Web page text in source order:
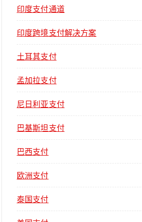
印度支付通道
印度跨境支付解决方案
土耳其支付
孟加拉支付
尼日利亚支付
巴基斯坦支付
巴西支付
欧洲支付
泰国支付